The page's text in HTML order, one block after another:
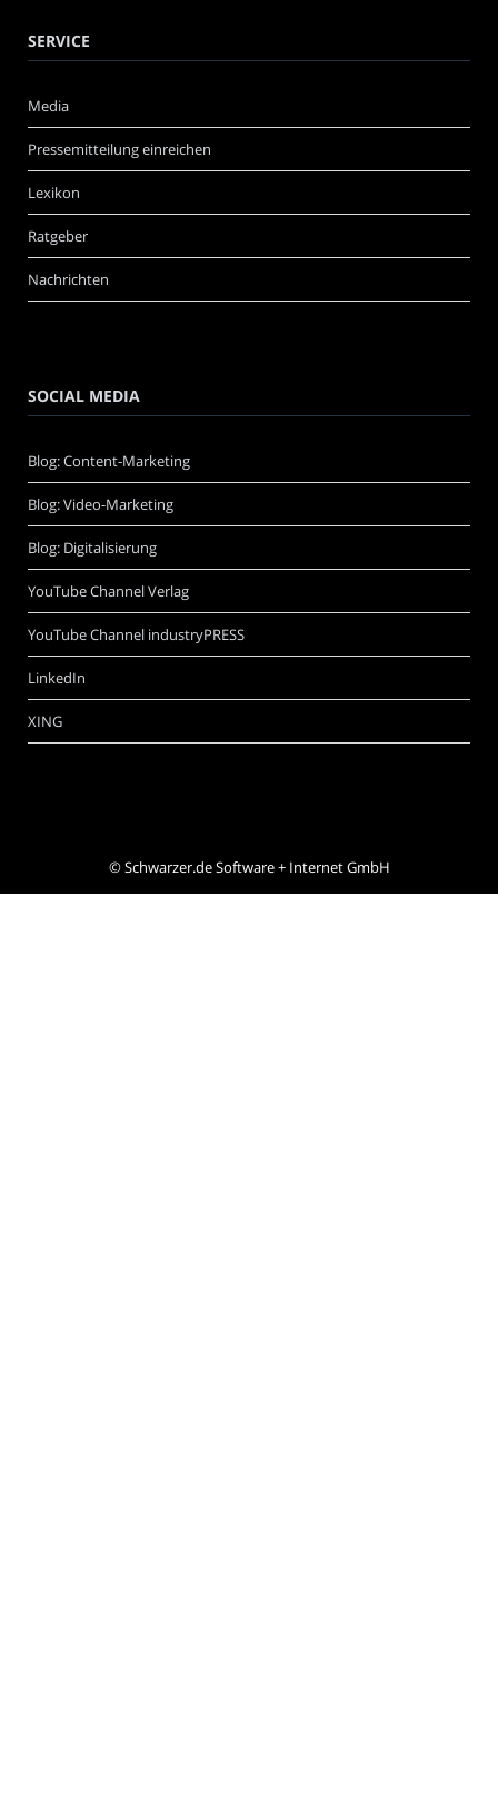
SERVICE
Media
Pressemitteilung einreichen
Lexikon
Ratgeber
Nachrichten
SOCIAL MEDIA
Blog: Content-Marketing
Blog: Video-Marketing
Blog: Digitalisierung
YouTube Channel Verlag
YouTube Channel industryPRESS
LinkedIn
XING
©Schwarzer.de Software + Internet GmbH